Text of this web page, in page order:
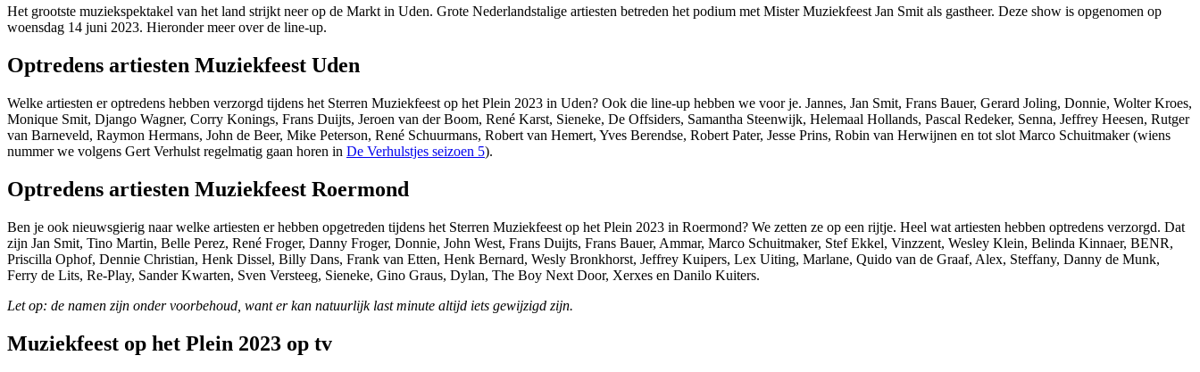
Het grootste muziekspektakel van het land strijkt neer op de Markt in Uden. Grote Nederlandstalige artiesten betreden het podium met Mister Muziekfeest Jan Smit als gastheer. Deze show is opgenomen op
woensdag 14 juni 2023. Hieronder meer over de line-up.
Optredens artiesten Muziekfeest Uden
Welke artiesten er optredens hebben verzorgd tijdens het Sterren Muziekfeest op het Plein 2023 in Uden? Ook die line-up hebben we voor je. Jannes, Jan Smit, Frans Bauer, Gerard Joling, Donnie, Wolter Kroes,
Monique Smit, Django Wagner, Corry Konings, Frans Duijts, Jeroen van der Boom, René Karst, Sieneke, De Offsiders, Samantha Steenwijk, Helemaal Hollands, Pascal Redeker, Senna, Jeffrey Heesen, Rutger
van Barneveld, Raymon Hermans, John de Beer, Mike Peterson, René Schuurmans, Robert van Hemert, Yves Berendse, Robert Pater, Jesse Prins, Robin van Herwijnen en tot slot Marco Schuitmaker (wiens
nummer we volgens Gert Verhulst regelmatig gaan horen in De Verhulstjes seizoen 5).
Optredens artiesten Muziekfeest Roermond
Ben je ook nieuwsgierig naar welke artiesten er hebben opgetreden tijdens het Sterren Muziekfeest op het Plein 2023 in Roermond? We zetten ze op een rijtje. Heel wat artiesten hebben optredens verzorgd. Dat
zijn Jan Smit, Tino Martin, Belle Perez, René Froger, Danny Froger, Donnie, John West, Frans Duijts, Frans Bauer, Ammar, Marco Schuitmaker, Stef Ekkel, Vinzzent, Wesley Klein, Belinda Kinnaer, BENR,
Priscilla Ophof, Dennie Christian, Henk Dissel, Billy Dans, Frank van Etten, Henk Bernard, Wesly Bronkhorst, Jeffrey Kuipers, Lex Uiting, Marlane, Quido van de Graaf, Alex, Steffany, Danny de Munk,
Ferry de Lits, Re-Play, Sander Kwarten, Sven Versteeg, Sieneke, Gino Graus, Dylan, The Boy Next Door, Xerxes en Danilo Kuiters.
Let op: de namen zijn onder voorbehoud, want er kan natuurlijk last minute altijd iets gewijzigd zijn.
Muziekfeest op het Plein 2023 op tv